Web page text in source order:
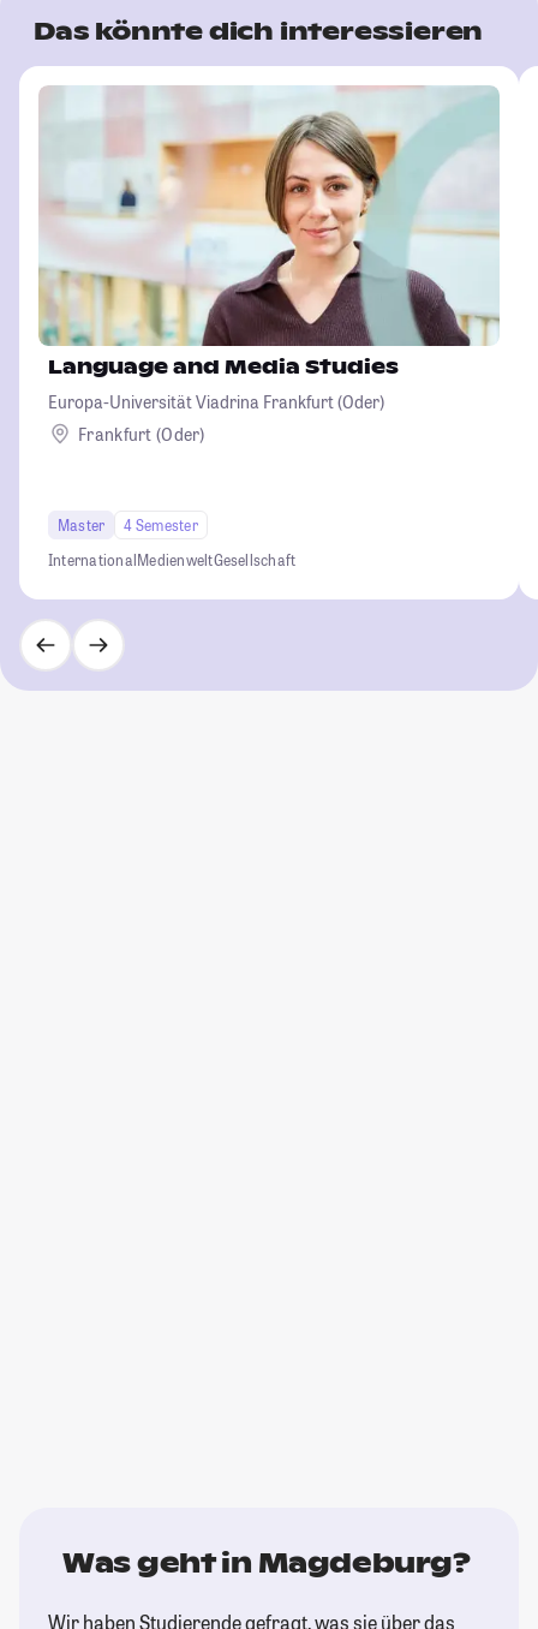
Das könnte dich interessieren
Language and Media Studies
Europa-Universität Viadrina Frankfurt (Oder)
Frankfurt (Oder)
Master
4 Semester
InternationalMedienweltGesellschaft
Was geht in Magdeburg?
Wir haben Studierende gefragt, was sie über das